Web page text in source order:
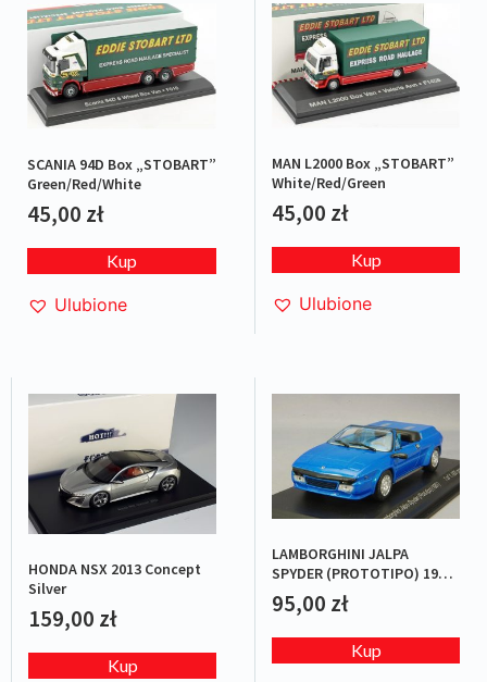
SCANIA 94D Box „STOBART”
Green/Red/White
45,00 zł
Kup
Ulubione
MAN L2000 Box „STOBART”
White/Red/Green
45,00 zł
Kup
Ulubione
HONDA NSX 2013 Concept
Silver
159,00 zł
Kup
LAMBORGHINI JALPA
SPYDER (PROTOTIPO) 1987
BLUE L.E.1/1000
95,00 zł
Kup